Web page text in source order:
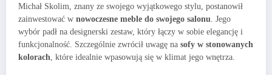
Michał Skolim, znany ze swojego wyjątkowego stylu, postanowił
zainwestować w nowoczesne meble do swojego salonu . Jego
wybór padł na designerski zestaw, który łączy w sobie elegancję i
funkcjonalność. Szczególnie zwrócił uwagę na sofy w stonowanych
kolorach , które idealnie wpasowują się w klimat jego wnętrza.